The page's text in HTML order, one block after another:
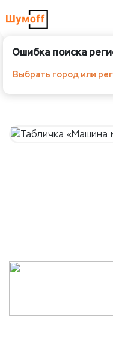
Ошибка поиска
Выбрать город или